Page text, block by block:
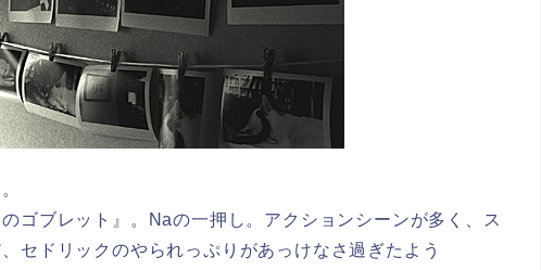
ゴブレット』。Naの一押し。アクションシーンが多く、ス
セドリックのやられっぷりがあっけなさ過ぎたよう